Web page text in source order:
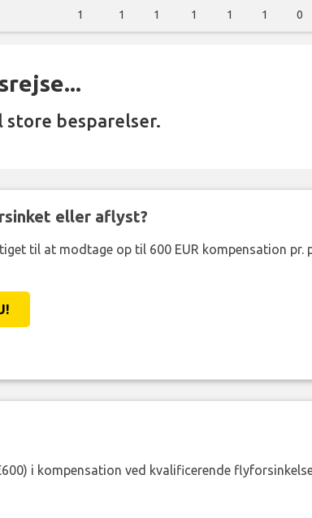
1 1 1 1 1 1 0
store besparelser.
eller aflyst?
til at modtage op til 600 EUR kompensation pr.
i kompensation ved kvalificerende